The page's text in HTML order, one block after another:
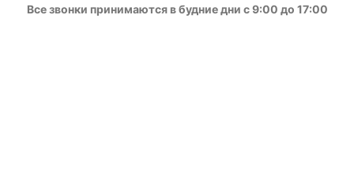
Все звонки принимаются в будние дни с 9:00 до 17:00